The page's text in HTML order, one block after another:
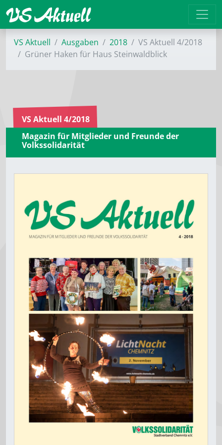
VS Aktuell Ausgaben 2018
VS Aktuell 4/2018
Grüner Haken für Haus Steinwaldblick
VS Aktuell 4/2018
Magazin für Mitglieder und Freunde der
Volkssolidarität